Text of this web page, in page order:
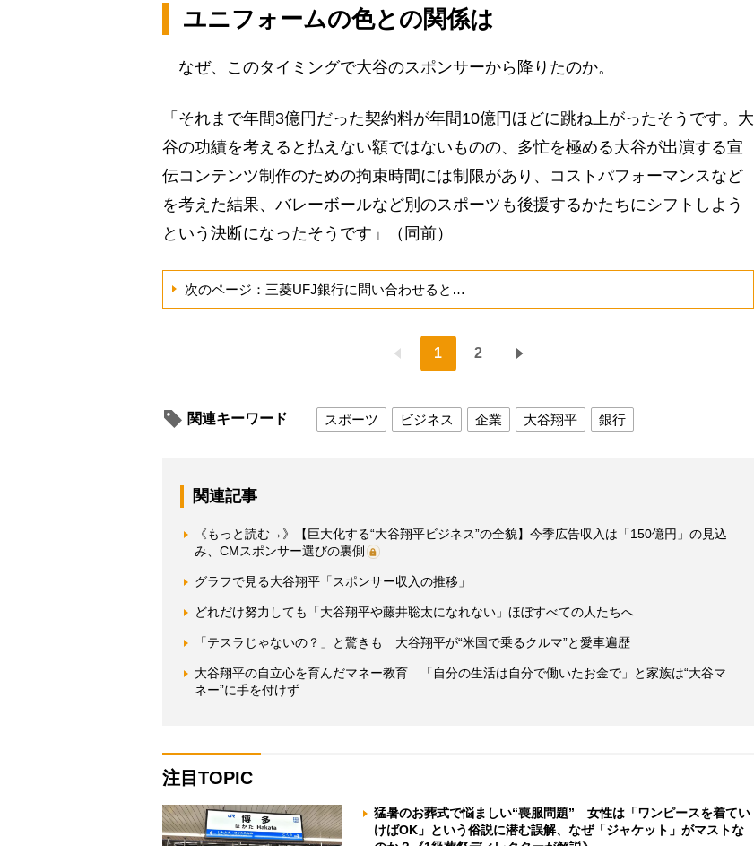
ユニフォームの色との関係は
なぜ、このタイミングで大谷のスポンサーから降りたのか。
「それまで年間3億円だった契約料が年間10億円ほどに跳ね上がったそうです。大
谷の功績を考えると払えない額ではないものの、多忙を極める大谷が出演する宣
伝コンテンツ制作のための拘束時間には制限があり、コストパフォーマンスなど
を考えた結果、バレーボールなど別のスポーツも後援するかたちにシフトしよう
という決断になったそうです」（同前）
次のページ：三菱UFJ銀行に問い合わせると…
1 2
関連キーワード スポーツ ビジネス 企業 大谷翔平 銀行
関連記事
《もっと読む→》【巨大化する“大谷翔平ビジネス”の全貌】今季広告収入は「150億円」の見込
み、CMスポンサー選びの裏側
グラフで見る大谷翔平「スポンサー収入の推移」
どれだけ努力しても「大谷翔平や藤井聡太になれない」ほぼすべての人たちへ
「テスラじゃないの？」と驚きも 大谷翔平が“米国で乗るクルマ”と愛車遍歴
大谷翔平の自立心を育んだマネー教育 「自分の生活は自分で働いたお金で」と家族は“大谷マ
ネー”に手を付けず
注目TOPIC
猛暑のお葬式で悩ましい“喪服問題” 女性は「ワンピースを着てい
けばOK」という俗説に潜む誤解、なぜ「ジャケット」がマストな